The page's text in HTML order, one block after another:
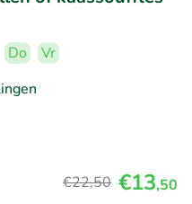
Do
Vr
€22,50 €13,50